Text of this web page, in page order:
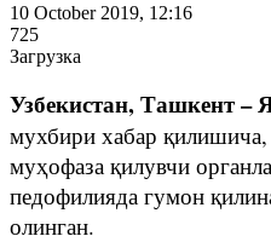
10 October 2019, 12:16
725
Загрузка
Узбекистан, Ташкент –
мухбири хабар
муҳофаза қилувчи
педофилияда гумон
олинган.